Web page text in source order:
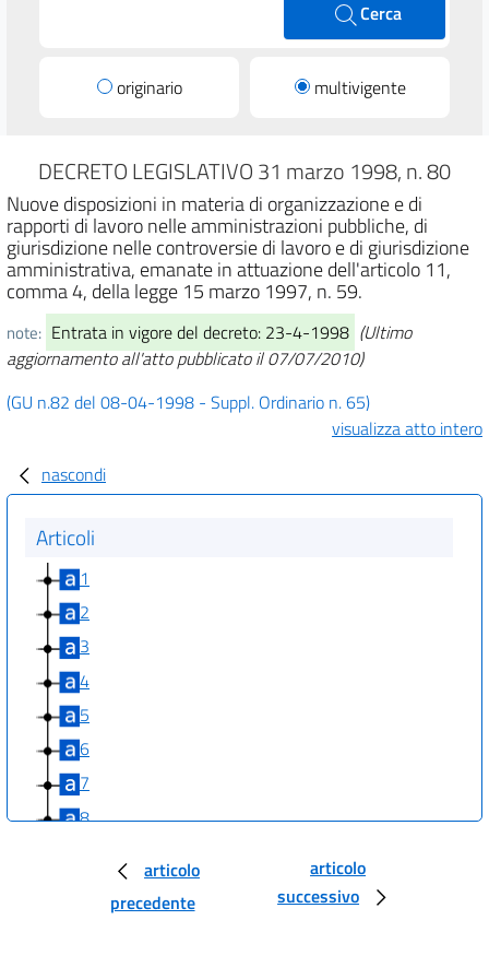
Cerca
originario multivigente
DECRETO LEGISLATIVO 31 marzo 1998, n. 80
Nuove disposizioni in materia di organizzazione e di
rapporti di lavoro nelle amministrazioni pubbliche, di
giurisdizione nelle controversie di lavoro e di giurisdizione
amministrativa, emanate in attuazione dell'articolo 11,
comma 4, della legge 15 marzo 1997, n. 59.
note: Entrata in vigore del decreto: 23-4-1998 (Ultimo
aggiornamento all'atto pubblicato il 07/07/2010)
(GU n.82 del 08-04-1998 - Suppl. Ordinario n. 65)
visualizza atto intero
nascondi
Articoli
1
2
3
4
5
6
7
8
articolo
precedente
articolo
successivo